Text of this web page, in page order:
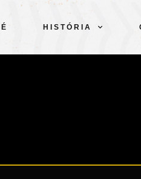
HISTÓRIA
CLUBE